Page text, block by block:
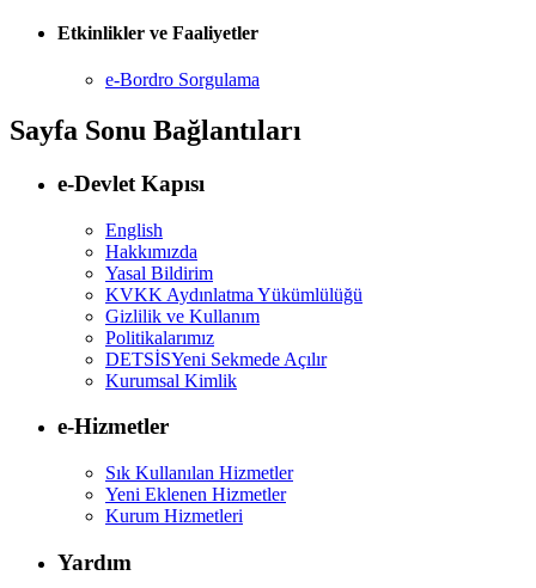
Etkinlikler ve Faaliyetler
e-Bordro Sorgulama
Sayfa Sonu Bağlantıları
e-Devlet Kapısı
English
Hakkımızda
Yasal Bildirim
KVKK Aydınlatma Yükümlülüğü
Gizlilik ve Kullanım
Politikalarımız
DETSİSYeni Sekmede Açılır
Kurumsal Kimlik
e-Hizmetler
Sık Kullanılan Hizmetler
Yeni Eklenen Hizmetler
Kurum Hizmetleri
Yardım